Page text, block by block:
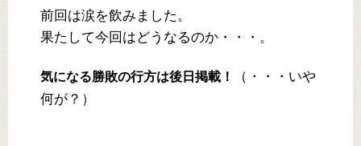
前回は涙を飲みました。
果たして今回はどうなるのか・・・。
気になる勝敗の行方は後日掲載！
（・・・いや
何が？）